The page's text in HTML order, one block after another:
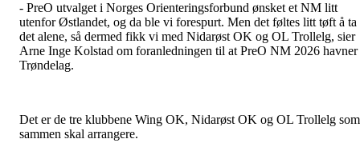
- PreO utvalget i Norges Orienteringsforbund ønsket et NM litt
utenfor Østlandet, og da ble vi forespurt. Men det føltes litt tøft å ta
det alene, så dermed fikk vi med Nidarøst OK og OL Trollelg, sier
Arne Inge Kolstad om foranledningen til at PreO NM 2026
Trøndelag.
Det er de tre klubbene Wing OK, Nidarøst OK og OL Trollelg som
sammen skal arrangere.